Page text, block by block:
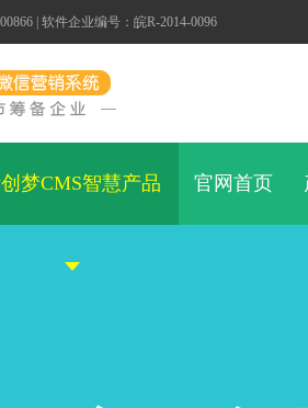
| 软件企业编号：皖R-2014-0096
梦CMS智慧产品 官网首页